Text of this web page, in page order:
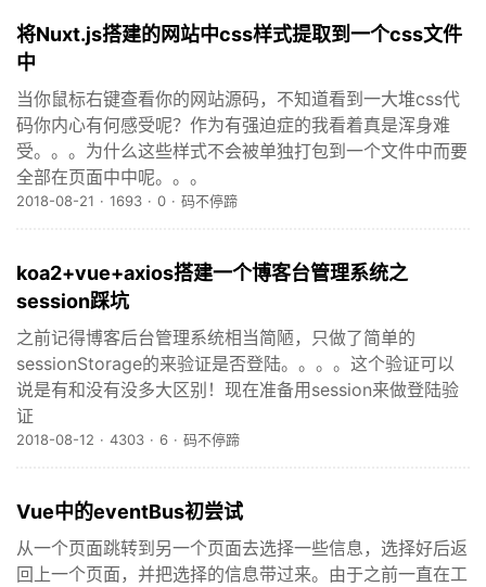
将Nuxt.js搭建的网站中css样式提取到一个css文件
中
当你鼠标右键查看你的网站源码，不知道看到一大堆css代
码你内心有何感受呢？作为有强迫症的我看着真是浑身难
受。。。为什么这些样式不会被单独打包到一个文件中而要
全部在页面中中呢。。。
2018-08-21 · 1693 · 0 · 码不停蹄
koa2+vue+axios搭建一个博客台管理系统之
session踩坑
之前记得博客后台管理系统相当简陋，只做了简单的
sessionStorage的来验证是否登陆。。。。这个验证可以
说是有和没有没多大区别！现在准备用session来做登陆验
证
2018-08-12 · 4303 · 6 · 码不停蹄
Vue中的eventBus初尝试
从一个页面跳转到另一个页面去选择一些信息，选择好后返
回上一个页面，并把选择的信息带过来。由于之前一直在工